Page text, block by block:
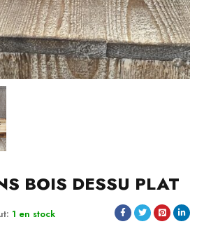
BOIS DESSU PLAT
1 en stock